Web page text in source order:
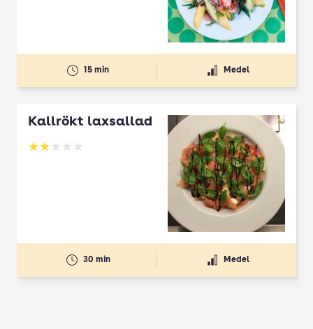
15 min Medel
Kallrökt laxsallad
Betyg: 2 av 5
30 min Medel